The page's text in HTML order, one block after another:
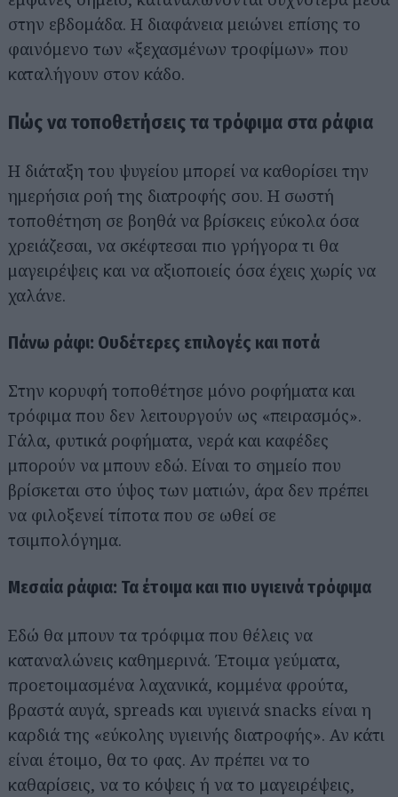
στην εβδομάδα. Η διαφάνεια μειώνει επίσης το
φαινόμενο των «ξεχασμένων τροφίμων» που
καταλήγουν στον κάδο.
Πώς να τοποθετήσεις τα τρόφιμα στα ράφια
Η διάταξη του ψυγείου μπορεί να καθορίσει την
ημερήσια ροή της διατροφής σου. Η σωστή
τοποθέτηση σε βοηθά να βρίσκεις εύκολα όσα
χρειάζεσαι, να σκέφτεσαι πιο γρήγορα τι θα
μαγειρέψεις και να αξιοποιείς όσα έχεις χωρίς να
χαλάνε.
Πάνω ράφι: Ουδέτερες επιλογές και ποτά
Στην κορυφή τοποθέτησε μόνο ροφήματα και
τρόφιμα που δεν λειτουργούν ως «πειρασμός».
Γάλα, φυτικά ροφήματα, νερά και καφέδες
μπορούν να μπουν εδώ. Είναι το σημείο που
βρίσκεται στο ύψος των ματιών, άρα δεν πρέπει
να φιλοξενεί τίποτα που σε ωθεί σε
τσιμπολόγημα.
Μεσαία ράφια: Τα έτοιμα και πιο υγιεινά τρόφιμα
Εδώ θα μπουν τα τρόφιμα που θέλεις να
καταναλώνεις καθημερινά. Έτοιμα γεύματα,
προετοιμασμένα λαχανικά, κομμένα φρούτα,
βραστά αυγά, spreads και υγιεινά snacks είναι η
καρδιά της «εύκολης υγιεινής διατροφής». Αν κάτι
είναι έτοιμο, θα το φας. Αν πρέπει να το
καθαρίσεις, να το κόψεις ή να το μαγειρέψεις,